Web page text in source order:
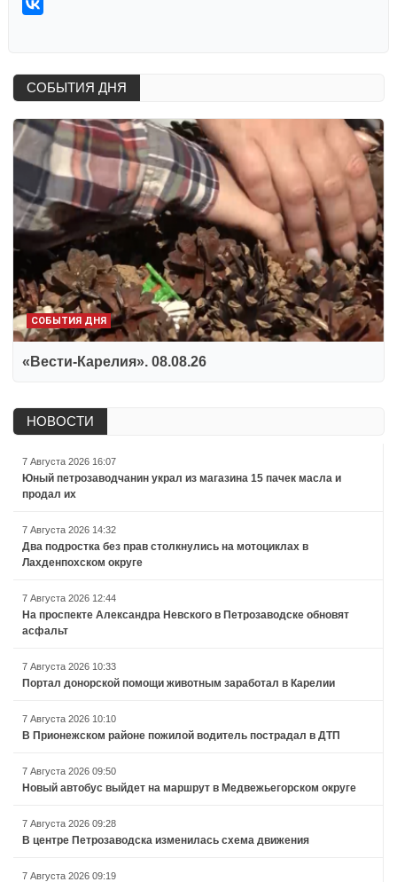
СОБЫТИЯ ДНЯ
СОБЫТИЯ ДНЯ
«Вести-Карелия». 08.08.26
НОВОСТИ
7 Августа 2026 16:07
Юный петрозаводчанин украл из магазина 15 пачек масла и
продал их
7 Августа 2026 14:32
Два подростка без прав столкнулись на мотоциклах в
Лахденпохском округе
7 Августа 2026 12:44
На проспекте Александра Невского в Петрозаводске обновят
асфальт
7 Августа 2026 10:33
Портал донорской помощи животным заработал в Карелии
7 Августа 2026 10:10
В Прионежском районе пожилой водитель пострадал в ДТП
7 Августа 2026 09:50
Новый автобус выйдет на маршрут в Медвежьегорском округе
7 Августа 2026 09:28
В центре Петрозаводска изменилась схема движения
7 Августа 2026 09:19